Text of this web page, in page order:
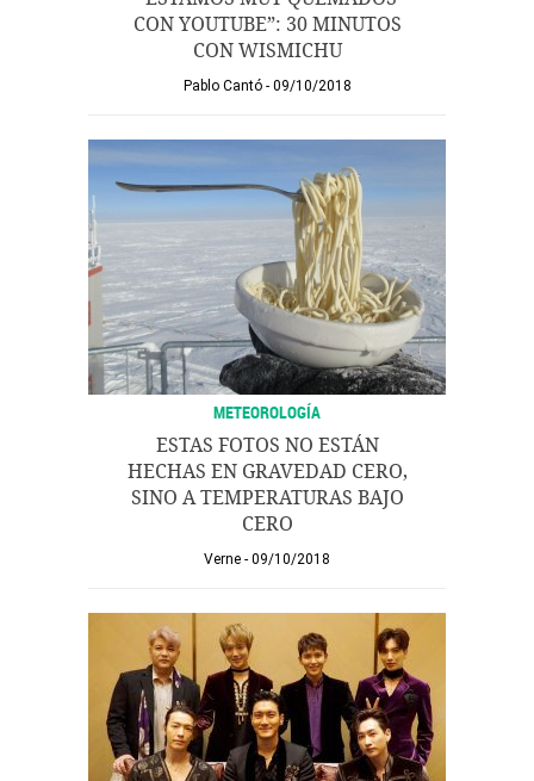
CON YOUTUBE”: 30 MINUTOS
CON WISMICHU
Pablo Cantó 09/10/2018
METEOROLOGÍA
ESTAS FOTOS NO ESTÁN
HECHAS EN GRAVEDAD CERO,
SINO A TEMPERATURAS BAJO
CERO
Verne 09/10/2018